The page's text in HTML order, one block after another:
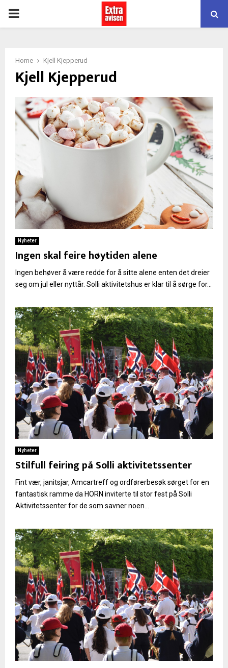
PRIMARY
Home Kjell Kjepperud
Kjell Kjepperud
Nyheter
Ingen skal feire høytiden alene
Ingen behøver å være redde for å sitte alene enten det dreier
seg om jul eller nyttår. Solli aktivitetshus er klar til å sørge for...
Nyheter
Stilfull feiring på Solli aktivitetssenter
Fint vær, janitsjar, Amcartreff og ordførerbesøk sørget for en
fantastisk ramme da HORN inviterte til stor fest på Solli
Aktivitetssenter for de som savner noen...